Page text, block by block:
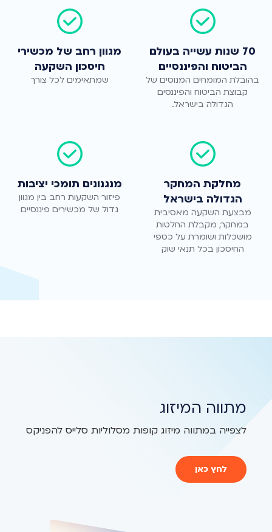
70 שנות עשייה בעולם
הביטוח והפיננסיים
בהובלת המומחים המנוסים של
קבוצת הביטוח והפיננסים
הגדולה בישראל.
מגוון רחב של מכשירי
חיסכון השקעה
שמתאימים לכל צורך
מחלקת המחקר
הגדולה בישראל
מבצעת השקעה מאסיבית
במחקר, מקבלת החלטות
מושכלות ושומרת על כספי
החיסכון בכל תנאי שוק
מנגנונים תומכי יציבות
פיזור השקעות רחב בין מגוון
גדול של מכשירים פיננסיים
מתווה המיזוג
לצפייה במתווה מיזוג קופות מסלוליות סלייס להפניקס
לחץ כאן